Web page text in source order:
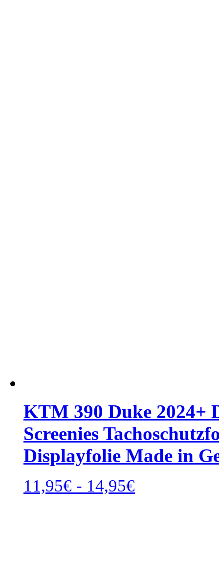
KTM 390 Duke 2024+
Screenies
Displayfolie Made in
11,95€ - 14,95€